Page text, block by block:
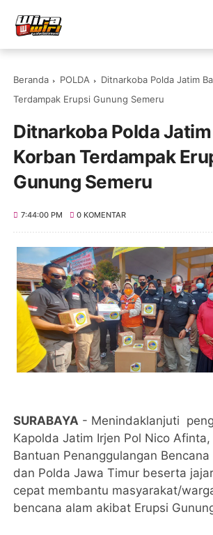
Beranda POLDA
Ditnarkoba Polda Jatim
Terdampak Erupsi Gunung Semeru
Ditnarkoba Polda
Korban Terdampak
Gunung Semeru
7:44:00 PM 0 KOMENTAR
SURABAYA - Menindaklanjuti
Kapolda Jatim Irjen Pol Nico
Bantuan Penanggulangan
dan Polda Jawa Timur beserta
cepat membantu masyarakat/
bencana alam akibat Erupsi